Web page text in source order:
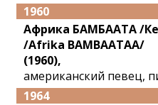
1960
Африка БАМБААТА /
/Afrika BAMBAATAA/
(1960),
американский певец,
1964